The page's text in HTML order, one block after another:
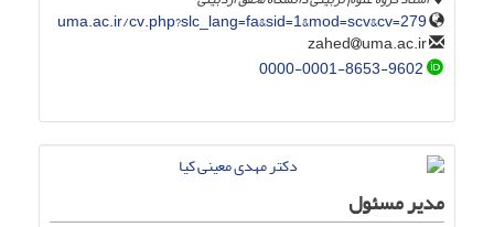
uma.ac.ir/cv.php?slc_lang=fa&sid=1&mod=scv&cv=279
uma.ac.ir
0000-0001-8653-9602
مدیر مسئول